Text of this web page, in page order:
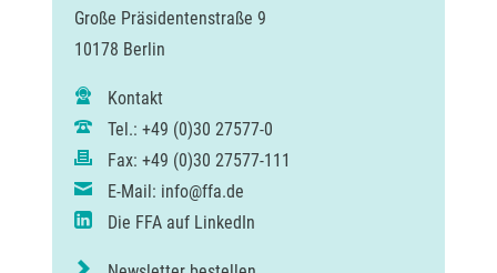
Große Präsidentenstraße 9
10178 Berlin
Kontakt
Tel.: +49 (0)30 27577-0
Fax: +49 (0)30 27577-111
E-Mail: info@ffa.de
Die FFA auf LinkedIn